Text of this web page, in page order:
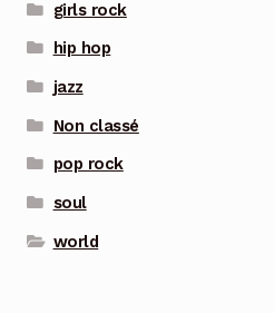
girls rock
hip hop
jazz
Non classé
pop rock
soul
world